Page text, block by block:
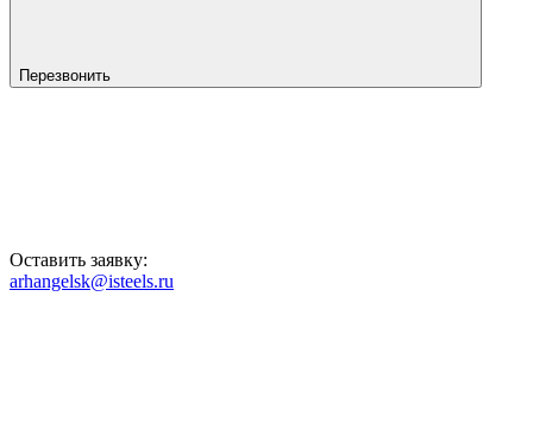
Перезвонить
Оставить заявку:
arhangelsk@isteels.ru